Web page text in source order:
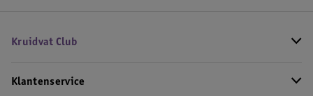
Kruidvat Club
Klantenservice